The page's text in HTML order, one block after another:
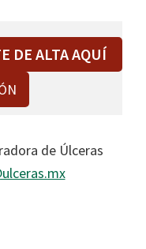
DE ALTA AQUÍ
de Úlceras